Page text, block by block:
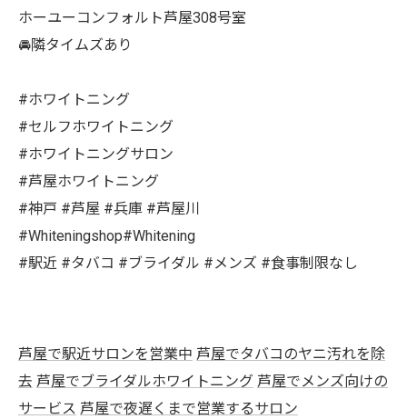
ホーユーコンフォルト芦屋308号室
🚘隣タイムズあり
#ホワイトニング
#セルフホワイトニング
#ホワイトニングサロン
#芦屋ホワイトニング
#神戸 #芦屋 #兵庫 #芦屋川
#Whiteningshop#Whitening
#駅近 #タバコ #ブライダル #メンズ #食事制限なし
芦屋で駅近サロンを営業中 芦屋でタバコのヤニ汚れを除
去 芦屋でブライダルホワイトニング 芦屋でメンズ向けの
サービス 芦屋で夜遅くまで営業するサロン